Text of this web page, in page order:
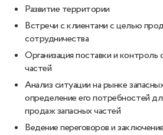
Развитие территории
Встречи с клиентами с целью
сотрудничества
Организация поставки и контроль
частей
Анализ ситуации на рынке
определение его потребностей
продаж запасных частей
Ведение переговоров и